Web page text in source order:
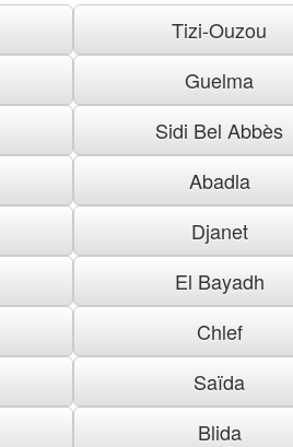
Tizi-Ouzou
Guelma
Sidi Bel Abbès
Abadla
Djanet
El Bayadh
Chlef
Saïda
Blida